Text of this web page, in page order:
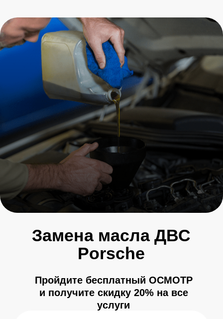
Замена масла ДВС
Porsche
Пройдите бесплатный ОСМОТР
и получите скидку 20% на все
+7